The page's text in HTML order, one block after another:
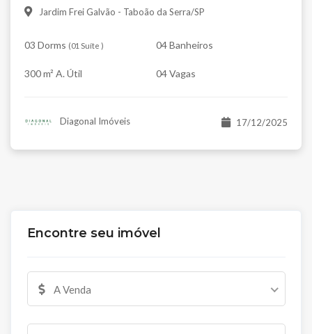
Encontre seu imóvel
A Venda
Jardim Frei Galvão - Taboão da Serra/SP
03 Dorms (01 Suíte ) 04 Banheiros
300 m² A. Útil 04 Vagas
Diagonal Imóveis 17/12/2025